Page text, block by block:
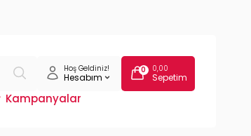
Hoş Geldiniz!
Hesabım
0 0,00
Sepetim
Kampanyalar